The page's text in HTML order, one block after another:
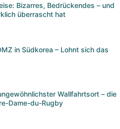
Bizarres, Bedrückendes – und
überrascht hat
in Südkorea – Lohnt sich das
Wallfahrtsort – die
Dame-du-Rugby